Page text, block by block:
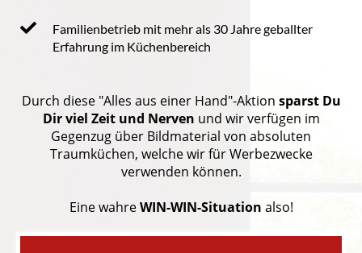
Familienbetrieb mit mehr als 30 Jahre geballter
Erfahrung im Küchenbereich
Durch diese "Alles aus einer Hand"-Aktion sparst Du
Dir viel Zeit und Nerven und wir verfügen im
Gegenzug über Bildmaterial von absoluten
Traumküchen, welche wir für Werbezwecke
verwenden können.
Eine wahreWIN-WIN-Situation also!